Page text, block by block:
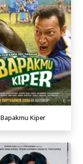
Bapakmu Kiper